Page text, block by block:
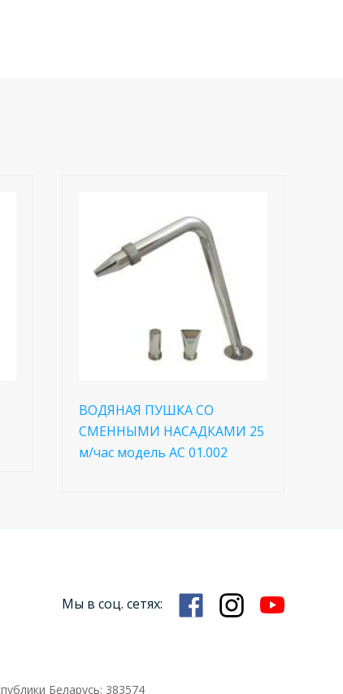
ВОДЯНАЯ ПУШКА СО
СМЕННЫМИ НАСАДКАМИ 25
м/час модель АС 01.002
Мы в соц. сетях:
Беларусь: 383574